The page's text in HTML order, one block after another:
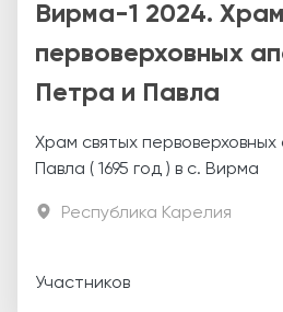
Вирма-1 2024.
первоверховных
Петра и Павла
Храм святых
Павла ( 1695 год ) в с. Вирма
Республика Карелия
Участников